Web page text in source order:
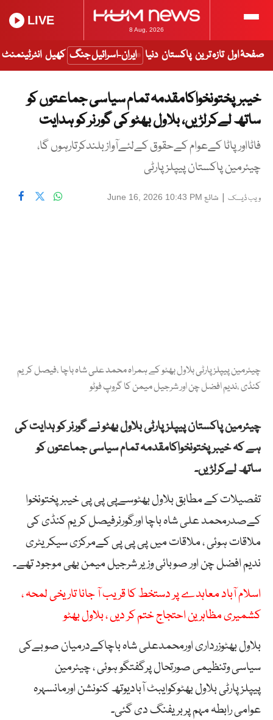
8 Aug, 2026
LIVE
صفحۂ اول تازہ ترین پاکستان دنیا ایران-اسرائیل جنگ کھیل انٹرٹینمنٹ
خیبرپختونخواکامقدمہ تمام سیاسی جماعتوں کو
ساتھ لےکرلڑیں، بلاول بھٹو کی گورنر کو ہدایت
فاٹااورپاٹا کےعوام کےحقوق کےلئےآوازبلندکرتارہوں گا،
چیئرمین پاکستان پیپلز پارٹی
ویب ڈیسک | شائع June 16, 2026 10:43 PM
چیئرمین پیپلز پارٹی بلاول بھٹو کے ہمراہ محمد علی شاہ باچا ،فیصل کریم
کنڈی ،ندیم افضل چن اور شرجیل میمن کا گروپ فوٹو
چیئرمین پاکستان پیپلزپارٹی بلاول بھٹو نے گورنر کو ہدایت کی
ہے کہ خیبرپختونخواکامقدمہ تمام سیاسی جماعتوں کو
ساتھ لےکرلڑیں۔
تفصیلات کے مطابق بلاول بھٹوسےپی پی پی خیبرپختونخوا
کےصدرمحمد علی شاہ باچا اورگورنرفیصل کریم کنڈی کی
ملاقات ہوئی ، ملاقات میں پی پی پی کےمرکزی سیکریٹری
ندیم افضل چن اور صوبائی وزیر شرجیل میمن بھی موجود تھے۔
اسلام آباد معاہدے پر دستخط کا قریب آ جانا تاریخی لمحہ ،
کشمیری مظاہرین احتجاج ختم کر دیں ، بلاول بھٹو
بلاول بھٹوزرداری اورمحمدعلی شاہ باچاکےدرمیان صوبےکی
سیاسی وتنظیمی صورتحال پرگفتگو ہوئی ، چیئرمین
پیپلزپارٹی بلاول بھٹوکوایبٹ آبادیوتھ کنونشن اورمانسہرہ
عوامی رابطہ مہم پربریفنگ دی گئی۔